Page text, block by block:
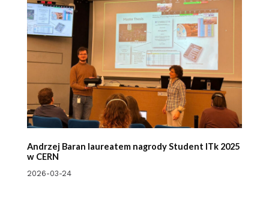
Andrzej Baran laureatem nagrody Student ITk 2025
w CERN
2026-03-24